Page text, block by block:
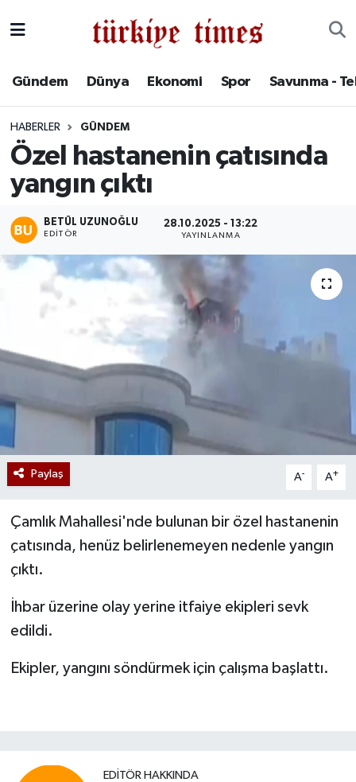
Gündem Dünya Ekonomi Spor Savunma -
HABERLER GÜNDEM
Özel hastanenin çatısında
yangın çıktı
BETÜL UZUNOĞLU
EDITÖR
28.10.2025 - 13:22
YAYINLANMA
Paylaş A- A+
Çamlık Mahallesi'nde bulunan bir özel hastanenin
çatısında, henüz belirlenemeyen nedenle yangın
çıktı.
İhbar üzerine olay yerine itfaiye ekipleri sevk
edildi.
Ekipler, yangını söndürmek için çalışma başlattı.
EDITÖR HAKKINDA
Spor
Savunma - Teknoloji
Kültür - Sanat
Yaşam
Süper Lig Puan Durumu ve Fikstür
Tüm Manşetler
Son Dakika Haberleri
Haber Arşivi